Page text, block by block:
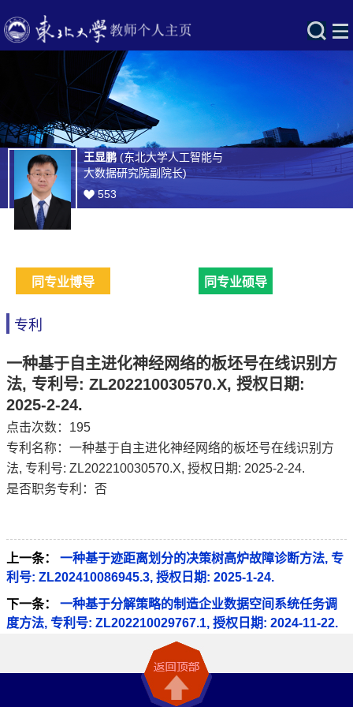
王显鹏(东北大学人工智能与
大数据研究院副院长)
553
同专业博导 同专业硕导
专利
一种基于自主进化神经网络的板坯号在线识别方
法, 专利号: ZL202210030570.X, 授权日期:
2025-2-24.
点击次数： 195
专利名称：一种基于自主进化神经网络的板坯号在线识别方
法, 专利号: ZL202210030570.X, 授权日期: 2025-2-24.
是否职务专利：否
上一条：
一种基于迹距离划分的决策树高炉故障诊断方法, 专
利号: ZL202410086945.3, 授权日期: 2025-1-24.
下一条：
一种基于分解策略的制造企业数据空间系统任务调
度方法, 专利号: ZL202210029767.1, 授权日期: 2024-11-22.